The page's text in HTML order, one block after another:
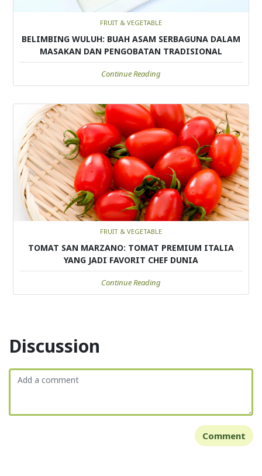
FRUIT & VEGETABLE
BELIMBING WULUH: BUAH ASAM SERBAGUNA DALAM
MASAKAN DAN PENGOBATAN TRADISIONAL
Continue Reading
FRUIT & VEGETABLE
TOMAT SAN MARZANO: TOMAT PREMIUM ITALIA
YANG JADI FAVORIT CHEF DUNIA
Continue Reading
Discussion
Comment